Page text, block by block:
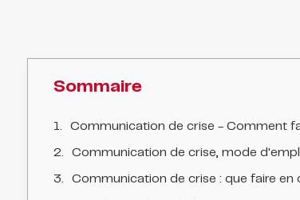
Sommaire
Communication de crise - Comment
Communication de crise, mode
Communication de crise : que faire